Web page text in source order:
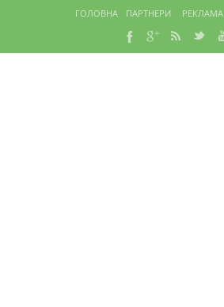
ГОЛОВНА ПАРТНЕРИ РЕКЛАМА